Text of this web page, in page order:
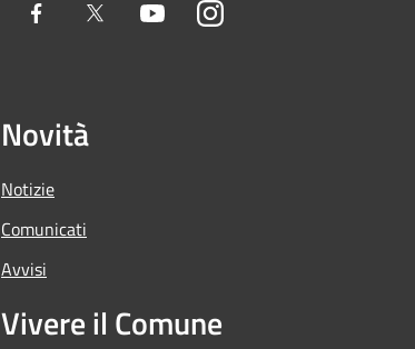
Facebook Twitter YoutubeInstagram
Novità
Notizie
Comunicati
Avvisi
Vivere il Comune